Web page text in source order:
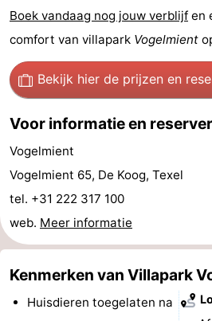
Eten
en
drinken
Evenementen
Praktisch
Forum
Route
-
Boot
Waddenhoppen
Boek vandaag nog jouw verblijf en
comfort van villapark Vogelmient
Bekijk hier de prijzen en
Voor informatie en
Vogelmient
Vogelmient 65, De Koog, Texel
tel. +31 222 317 100
web. Meer informatie
Kenmerken van Villapark
Huisdieren toegelaten na